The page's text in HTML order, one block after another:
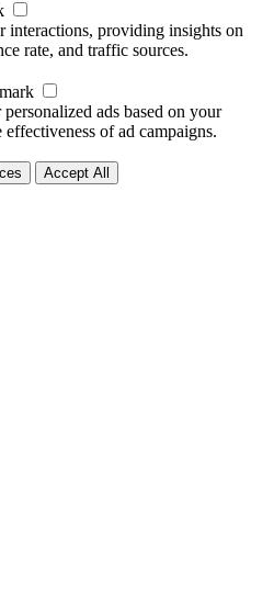
providing insights on
rate, and traffic sources.
ads based on your
of ad campaigns.
Accept All